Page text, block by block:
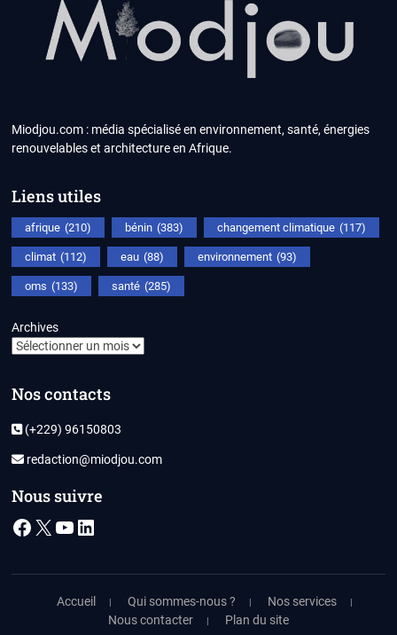
Miodjou.com : média spécialisé en environnement, santé, énergies
renouvelables et architecture en Afrique.
Liens utiles
afrique (210) bénin (383) changement climatique (117)
climat (112) eau (88) environnement (93)
oms (133) santé (285)
Archives
Nos contacts
(+229) 96150803
redaction@miodjou.com
Nous suivre
Facebook
X YouTube
LinkedIn
Accueil Qui sommes-nous ?
Nos services
Nous contacter
Plan du site